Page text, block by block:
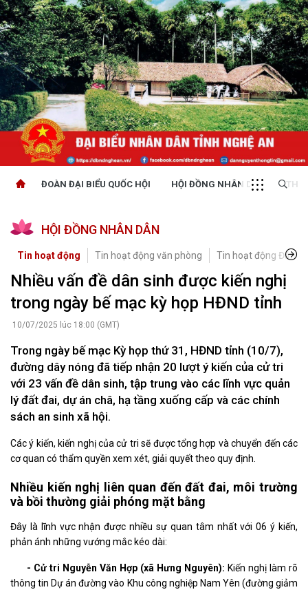
ĐOÀN ĐẠI BIỂU QUỐC HỘI HỘI ĐỒNG NHÂN DÂN
HỘI ĐỒNG NHÂN DÂN
Tin hoạt động Tin hoạt động văn phòng Tin hoạt động Đảng,
Nhiều vấn đề dân sinh được kiến nghị
trong ngày bế mạc kỳ họp HĐND tỉnh
10/07/2025 lúc 18:00 (GMT)
Trong ngày bế mạc Kỳ họp thứ 31, HĐND tỉnh (10/7),
đường dây nóng đã tiếp nhận 20 lượt ý kiến của cử tri
với 23 vấn đề dân sinh, tập trung vào các lĩnh vực quản
lý đất đai, dự án châ, hạ tầng xuống cấp và các chính
sách an sinh xã hội.
Các ý kiến, kiến nghị của cử tri sẽ được tổng hợp và chuyển đến các
cơ quan có thẩm quyền xem xét, giải quyết theo quy định.
Nhiều kiến nghị liên quan đến đất đai, môi trường
và bồi thường giải phóng mặt bằng
Đây là lĩnh vực nhận được nhiều sự quan tâm nhất với 06 ý kiến,
phản ánh những vướng mắc kéo dài:
- Cử tri Nguyễn Văn Hợp (xã Hưng Nguyên): Kiến nghị làm rõ
thông tin Dự án đường vào Khu công nghiệp Nam Yên (đường giảm